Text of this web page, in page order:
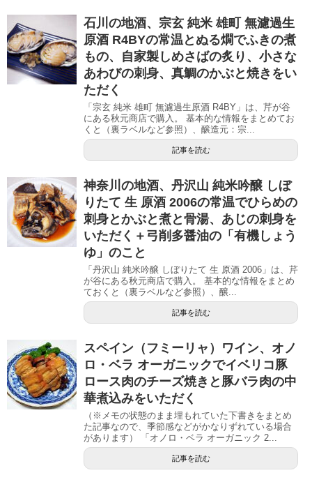
石川の地酒、宗玄 純米 雄町 無濾過生
原酒 R4BYの常温とぬる燗でふきの煮
もの、自家製しめさばの炙り、小さな
あわびの刺身、真鯛のかぶと焼きをい
ただく
「宗玄 純米 雄町 無濾過生原酒 R4BY」は、芹が谷
にある秋元商店で購入。 基本的な情報をまとめてお
くと（裏ラベルなど参照）、醸造元：宗...
記事を読む
神奈川の地酒、丹沢山 純米吟醸 しぼ
りたて 生 原酒 2006の常温でひらめの
刺身とかぶと煮と骨湯、あじの刺身を
いただく＋弓削多醤油の「有機しょう
ゆ」のこと
「丹沢山 純米吟醸 しぼりたて 生 原酒 2006」は、芹
が谷にある秋元商店で購入。 基本的な情報をまとめ
ておくと（裏ラベルなど参照）、醸...
記事を読む
スペイン（フミーリャ）ワイン、オノ
ロ・ベラ オーガニックでイベリコ豚
ロース肉のチーズ焼きと豚バラ肉の中
華煮込みをいただく
（※メモの状態のまま埋もれていた下書きをまとめ
た記事なので、季節感などがかなりずれている場合
があります） 「オノロ・ベラ オーガニック 2...
記事を読む